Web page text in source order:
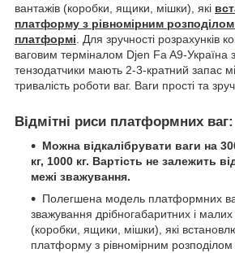
вантажів (коробки, ящики, мішки), які
платформу з рівномірним
платформі . Для зручності розрахунків
ваговим терміналом Djen Fa A9-Україна з
тензодатчики мають 2-3-кратний запас
тривалість роботи ваг. Ваги прості та
Відмітні риси платформних ваг:
Можна відкалібрувати ваги на
кг, 1000 кг. Вартість не залежить
межі зважування.
Полегшена модель платформних
зважування дрібногабаритних і малих
(коробки, ящики, мішки), які
платформу з рівномірним